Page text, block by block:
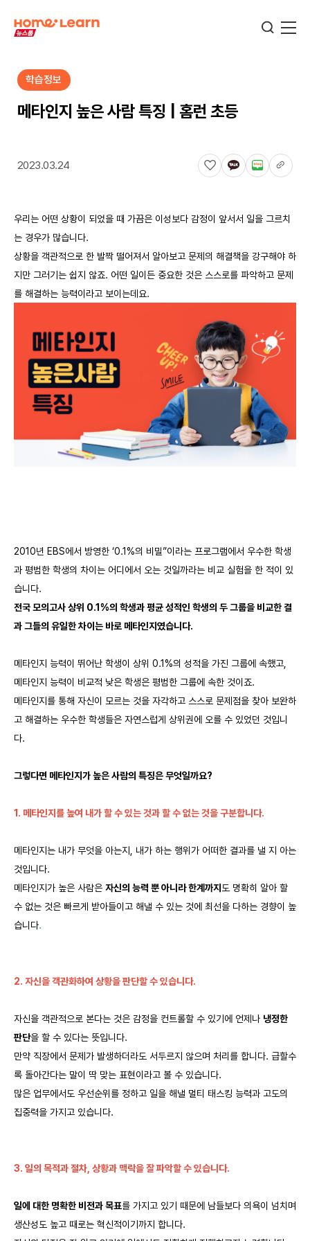
기업뉴스
학습정보
학습정보
메타인지 높은 사람 특징 | 홈런 초등
2023.03.24
우리는 어떤 상황이 되었을 때 가끔은 이성보다 감정이 앞서서 일을 그르치
는 경우가 많습니다.
상황을 객관적으로 한 발짝 떨어져서 알아보고 문제의 해결책을 강구해야 하
지만 그러기는 쉽지 않죠. 어떤 일이든 중요한 것은 스스로를 파악하고 문제
를 해결하는 능력이라고 보이는데요.
2010년 EBS에서 방영한 ‘0.1%의 비밀”이라는 프로그램에서 우수한 학생
과 평범한 학생의 차이는 어디에서 오는 것일까라는 비교 실험을 한 적이 있
습니다.
전국 모의고사 상위 0.1%의 학생과 평균 성적인 학생의 두 그룹을 비교한 결
과 그들의 유일한 차이는 바로 메타인지였습니다.
메타인지 능력이 뛰어난 학생이 상위 0.1%의 성적을 가진 그룹에 속했고,
메타인지 능력이 비교적 낮은 학생은 평범한 그룹에 속한 것이죠.
메타인지를 통해 자신이 모르는 것을 자각하고 스스로 문제점을 찾아 보완하
고 해결하는 우수한 학생들은 자연스럽게 상위권에 오를 수 있었던 것입니
다.
그렇다면 메타인지가 높은 사람의 특징은 무엇일까요?
1. 메타인지를 높여 내가 할 수 있는 것과 할 수 없는 것을 구분합니다.
메타인지는 내가 무엇을 아는지, 내가 하는 행위가 어떠한 결과를 낼 지 아는
것입니다.
메타인지가 높은 사람은 자신의 능력 뿐 아니라 한계까지 도 명확히 알아 할
수 없는 것은 빠르게 받아들이고 해낼 수 있는 것에 최선을 다하는 경향이 높
습니다.
2. ​자신을 객관화하여 상황을 판단할 수 있습니다.
자신을 객관적으로 본다는 것은 감정을 컨트롤할 수 있기에 언제나 냉정한
판단을 할 수 있다는 뜻입니다.
만약 직장에서 문제가 발생하더라도 서두르지 않으며 처리를 합니다. 급할수
록 돌아간다는 말이 딱 맞는 표현이라고 볼 수 있습니다.
많은 업무에서도 우선순위를 정하고 일을 해낼 멀티 태스킹 능력과 고도의
집중력을 가지고 있습니다.
​​3. 일의 목적과 절차, 상황과 맥락을 잘 파악할 수 있습니다.
일에 대한 명확한 비전과 목표를 가지고 있기 때문에 남들보다 의욕이 넘치며
생산성도 높고 때로는 혁신적이기까지 합니다.